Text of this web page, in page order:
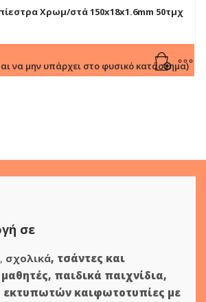
Χρωμ/στά 150x18x1.6mm 50τμχ
να μην υπάρχει στο φυσικό κατάστημα)
σε
, σχολικά, τσάντες και
, παιδικά παιχνίδια,
εκτυπωτών καιφωτοτυπίες με